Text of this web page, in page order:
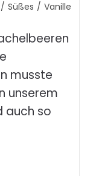
/ Süßes / Vanille
musste
unserem
auch so